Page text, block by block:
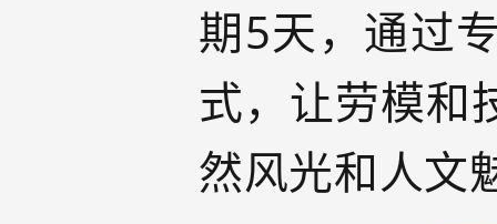
期5天，通过
式，让劳模和
然风光和人文